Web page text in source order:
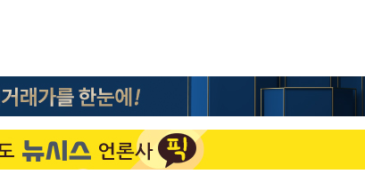
'고지용과 이혼' 허양임
발했다
2
팬들 '걱정'